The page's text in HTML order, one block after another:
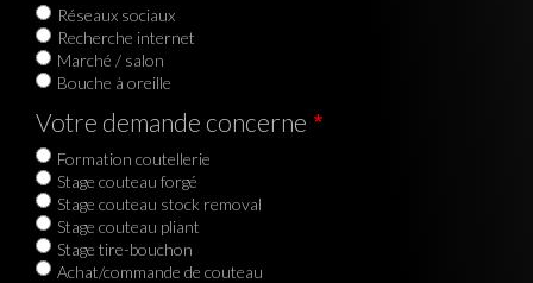
Réseaux sociaux
Recherche internet
Marché / salon
Bouche à oreille
Votre demande concerne
Formation coutellerie
Stage couteau forgé
Stage couteau stock removal
Stage couteau pliant
Stage tire-bouchon
Achat/commande de couteau